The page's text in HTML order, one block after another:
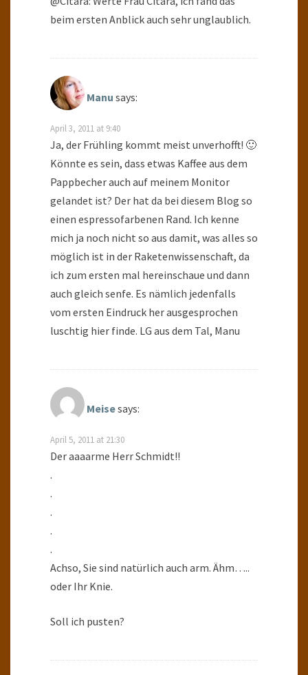
beim ersten Anblick auch sehr unglaublich.
Manu says:
April 3, 2011 at 9:40
Ja, der Frühling kommt meist unverhofft! 🙂
Könnte es sein, dass etwas Kaffee aus dem
Pappbecher auch auf meinem Monitor
gelandet ist? Der hat da bei diesem Blog so
einen espressofarbenen Rand. Ich kenne
mich ja noch nicht so aus damit, was alles so
möglich ist in der Raketenwissenschaft, da
ich zum ersten mal hereinschaue und dann
auch gleich senfe. Es nämlich jedenfalls
vom ersten Eindruck her ausgesprochen
luschtig hier finde. LG aus dem Tal, Manu
Meisesays:
April 5, 2011 at 21:30
Der aaaarme Herr Schmidt!!
.
.
.
.
.
Achso, Sie sind natürlich auch arm. Ähm…..
oder Ihr Knie.
Soll ich pusten?